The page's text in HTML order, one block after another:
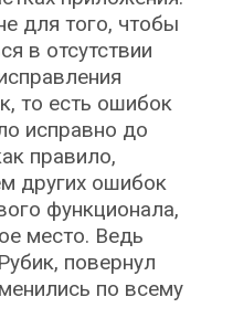
для того, чтобы
в отсутствии
то есть ошибок
исправно до
правило,
других ошибок
функционала,
место. Ведь
повернул
по всему